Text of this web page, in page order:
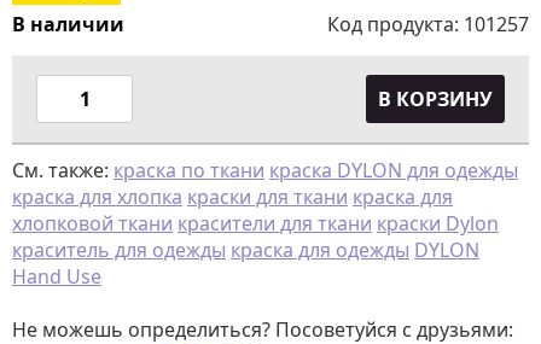
В наличии Код продукта: 101257
В КОРЗИНУ
См. также: краска по ткани краска DYLON для одежды
краска для хлопка краски для ткани краска для
хлопковой ткани красители для ткани краски Dylon
краситель для одежды краска для одежды DYLON
Hand Use
Не можешь определиться? Посоветуйся с друзьями: